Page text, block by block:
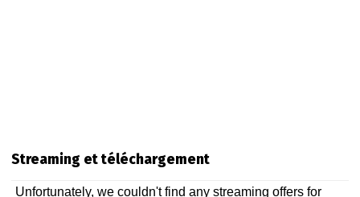
Streaming et téléchargement